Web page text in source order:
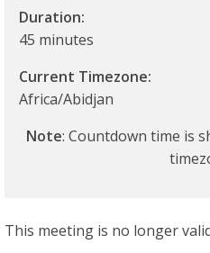
Duration:
45 minutes
Current Timezone:
Africa/Abidjan
Note: Countdown time is
This meeting is no longer